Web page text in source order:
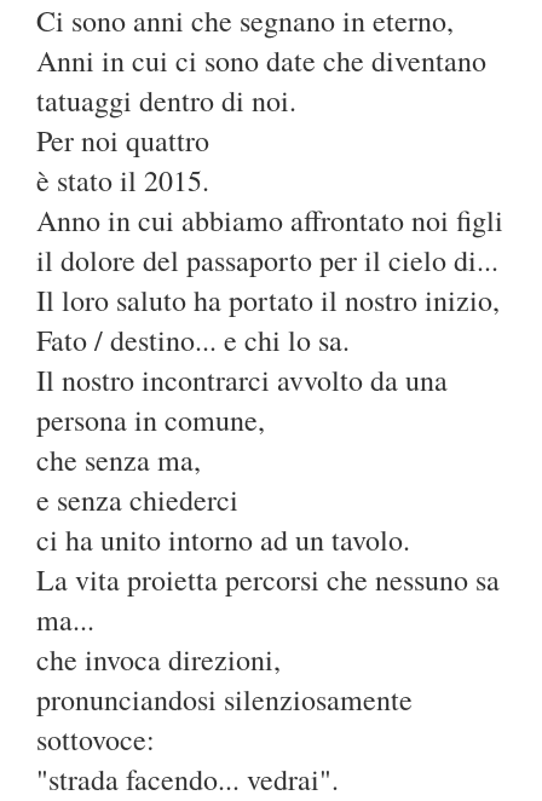
Ci sono anni che segnano in eterno,
Anni in cui ci sono date che diventano
tatuaggi dentro di noi.
Per noi quattro
è stato il 2015.
Anno in cui abbiamo affrontato noi figli
il dolore del passaporto per il cielo di...
Il loro saluto ha portato il nostro inizio,
Fato / destino... e chi lo sa.
Il nostro incontrarci avvolto da una
persona in comune,
che senza ma,
e senza chiederci
ci ha unito intorno ad un tavolo.
La vita proietta percorsi che nessuno sa
ma...
che invoca direzioni,
pronunciandosi silenziosamente
sottovoce:
"strada facendo... vedrai".